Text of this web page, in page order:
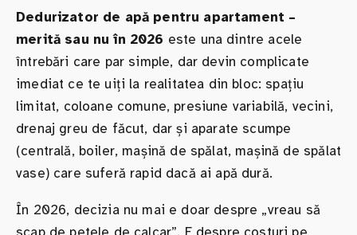
Dedurizator de apă pentru apartament –
merită sau nu în 2026 este una dintre acele
întrebări care par simple, dar devin complicate
imediat ce te uiți la realitatea din bloc: spațiu
limitat, coloane comune, presiune variabilă, vecini,
drenaj greu de făcut, dar și aparate scumpe
(centrală, boiler, mașină de spălat, mașină de spălat
vase) care suferă rapid dacă ai apă dură.
În 2026, decizia nu mai e doar despre „vreau să